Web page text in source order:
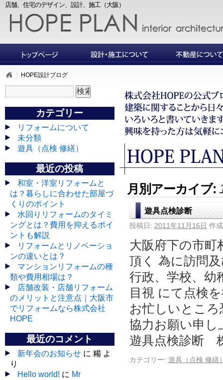
店舗、住宅のデザイン、設計、施工（大阪）
HOPE設計ブログ
カテゴリー
リフォームについて
未分類
遊具（点検 修繕）
最近の投稿
和室・洋室リフォームと
は？暮らしに合わせた部屋づ
くりのポイント
水回りリフォームのタイミ
ングとは？費用を抑えるポイ
ントも解説
リフォームとリノベーショ
ンの違いとは？
マンションリフォームの種
類や費用相場は？
店舗改装・店舗リフォーム
のメリットと注意点｜大阪市
でリフォームなら株式会社
HOPE
最近のコメント
新年会のお知らせ に 糒 よ
り
Hello world! に Mr
月別アーカイブ:
遊具点検診断
投稿日: 2011年11月16日 作
大阪府下の市町
頂く 為に訪問
行政、学校、幼
目視 にて点検
お忙しいとこ
協力お願い申
遊具点検診断
カテゴリー: 遊具（点検 修繕